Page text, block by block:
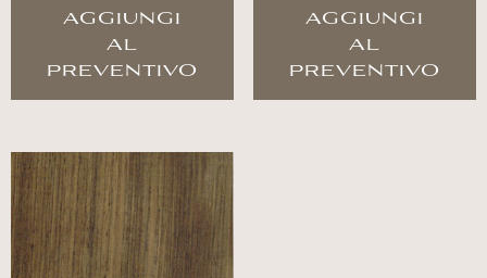
aggiungi
al
preventivo
aggiungi
al
preventivo